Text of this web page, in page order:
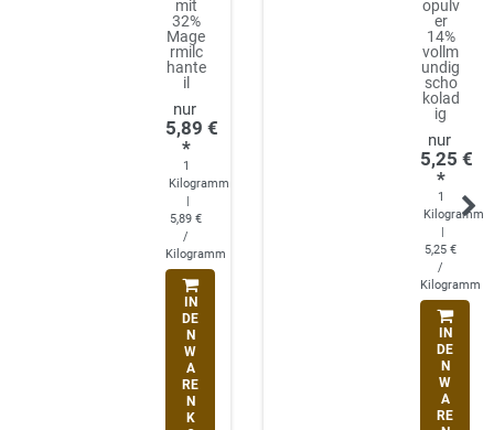
mit
32%
Mage
rmilc
hante
il
5,89 €
*
1
Kilogramm
|
5,89 €
/
Kilogramm
IN
DE
N
W
A
RE
N
K
opulv
er
14%
vollm
undig
scho
kolad
ig
5,25 €
*
1
Kilogramm
|
5,25 €
/
Kilogramm
IN
DE
N
W
A
RE